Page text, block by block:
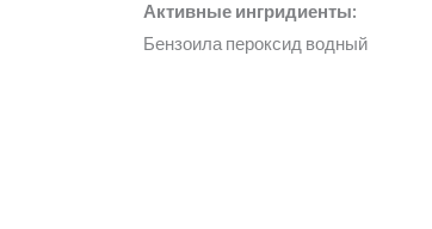
Активные ингридиенты:
Бензоила пероксид водный